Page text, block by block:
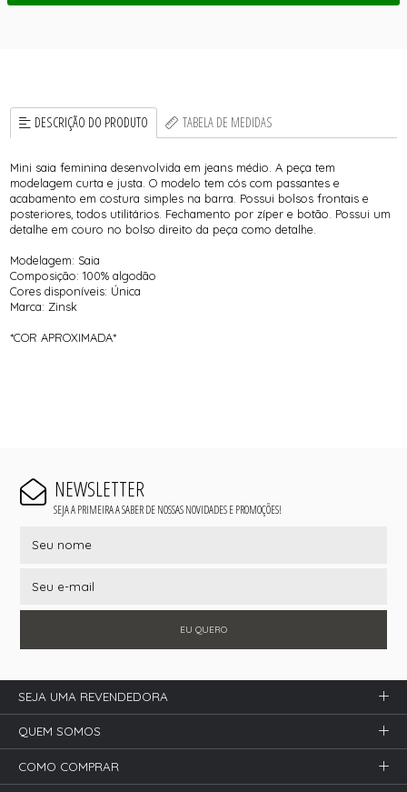
DESCRIÇÃO DO PRODUTO TABELA DE MEDIDAS
Mini saia feminina desenvolvida em jeans médio. A peça tem
modelagem curta e justa. O modelo tem cós com passantes e
acabamento em costura simples na barra. Possui bolsos frontais e
posteriores, todos utilitários. Fechamento por zíper e botão. Possui um
detalhe em couro no bolso direito da peça como detalhe.
Modelagem: Saia
Composição: 100% algodão
Cores disponíveis: Única
Marca: Zinsk
*COR APROXIMADA*
NEWSLETTER
SEJA A PRIMEIRA A SABER DE NOSSAS NOVIDADES E PROMOÇÕES!
EU QUERO
SEJA UMA REVENDEDORA
QUEM SOMOS
COMO COMPRAR